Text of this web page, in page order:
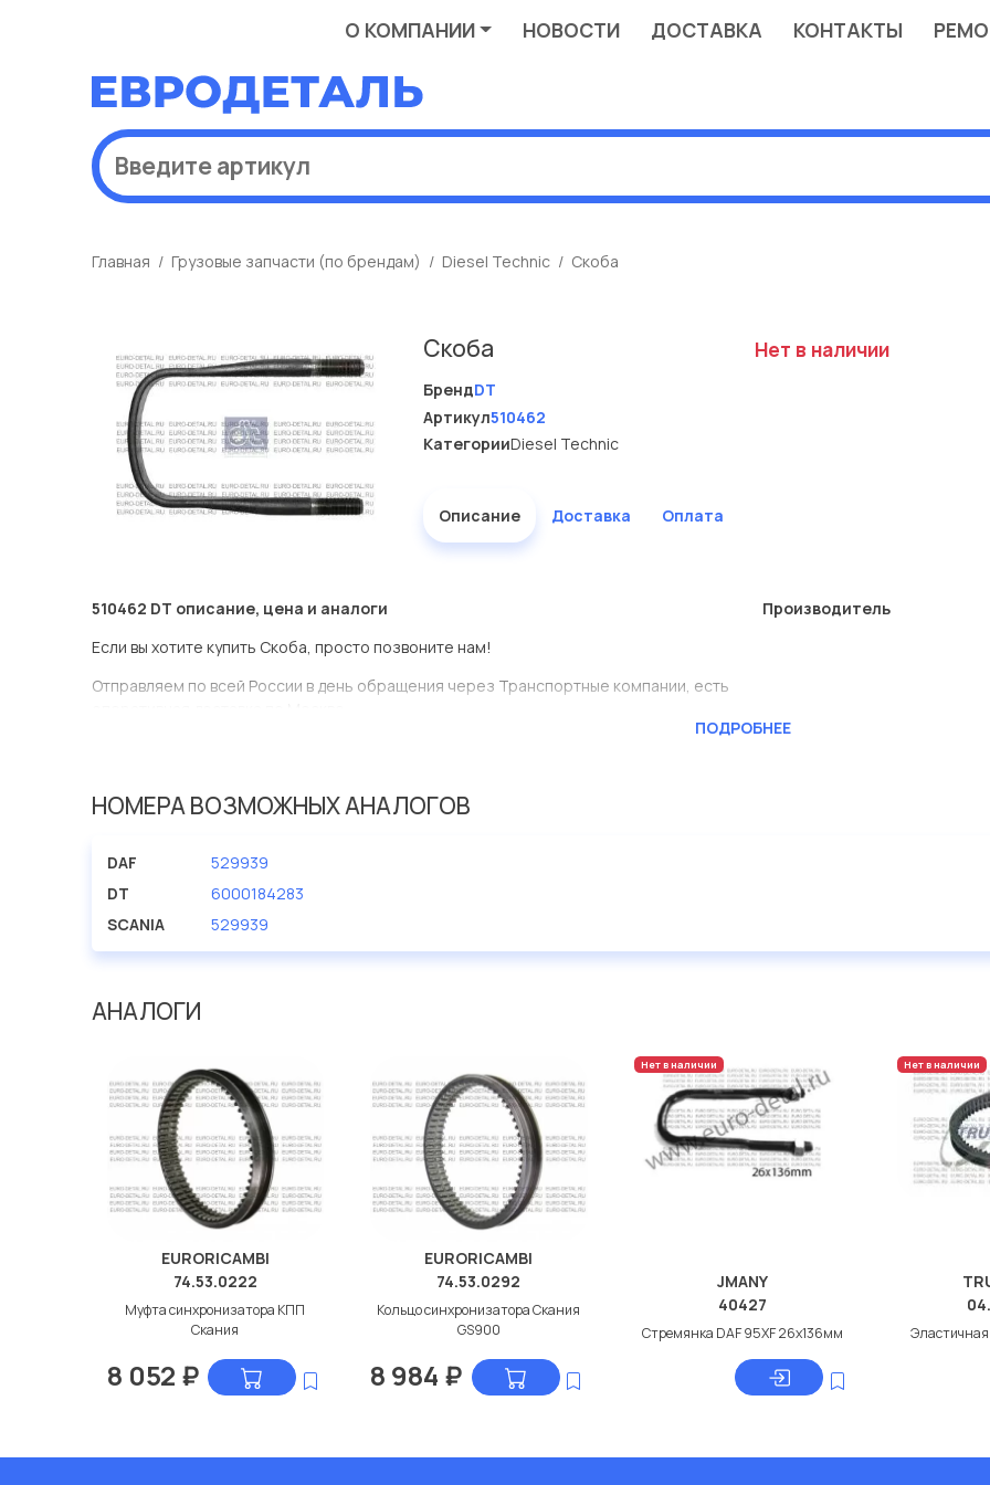
О КОМПАНИИ НОВОСТИ ДОСТАВКА КОНТАКТЫ
Главная Грузовые запчасти (по брендам) Diesel Technic Скоба
Скоба
БрендDT
Артикул510462
КатегорииDiesel Technic
Нет в наличии
Описание Доставка Оплата
510462 DT описание, цена и аналоги
Если вы хотите купить Скоба, просто позвоните нам!
Отправляем по всей России в день обращения через Транспортные компании, есть
Мы продаем сертифицированные колодки тормозные дисковые с гарантией от
производителя DT.
Производитель
ПОДРОБНЕЕ
НОМЕРА ВОЗМОЖНЫХ АНАЛОГОВ
DAF
529939
DT
6000184283
SCANIA
529939
АНАЛОГИ
EURORICAMBI
74.53.0222
Муфта синхронизатора КПП
Скания
8 052 ₽
EURORICAMBI
74.53.0292
Кольцо синхронизатора Скания
GS900
8 984 ₽
Нет в наличии
JMANY
40427
Стремянка DAF 95XF 26x136мм
Нет в наличии